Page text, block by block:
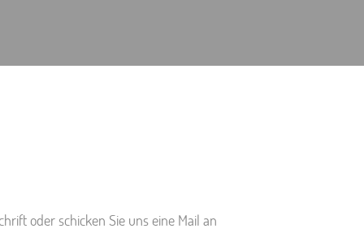
oder schicken Sie uns eine Mail an